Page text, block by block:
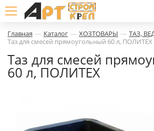
Главная — Каталог — ХОЗТОВАРЫ — ТАЗ,
Таз для смесей прямоугольный 60 л, ПОЛИТЕХ
Таз для смесей
60 л, ПОЛИТЕХ